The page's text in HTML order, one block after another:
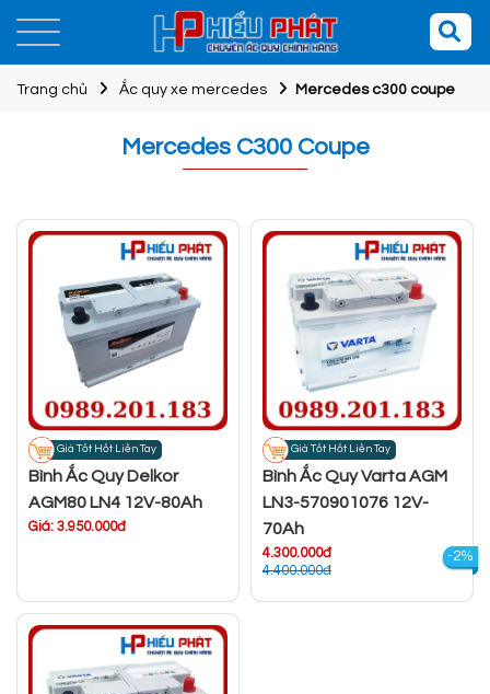
Trang chủ Ắc quy xe mercedes Mercedes c300 coupe
Mercedes C300 Coupe
Giá Tốt Hốt Liền Tay
Bình Ắc Quy Delkor
AGM80 LN4 12V-80Ah
Giá: 3.950.000đ
Giá Tốt Hốt Liền Tay
Bình Ắc Quy Varta AGM
LN3-570901076 12V-
70Ah
4.300.000đ
4.400.000đ
-2%